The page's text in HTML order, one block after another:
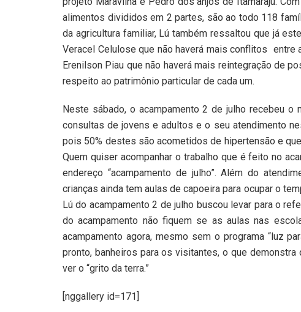
alimentos divididos em 2 partes, são ao todo 118
da agricultura familiar, Lú também ressaltou que já
Veracel Celulose que não haverá mais conflitos entre
Erenilson Piau que não haverá mais reintegração de
respeito ao patrimônio particular de cada um.
Neste sábado, o acampamento 2 de julho recebeu
consultas de jovens e adultos e o seu atendimento
pois 50% destes são acometidos de hipertensão e
Quem quiser acompanhar o trabalho que é feito no
endereço “acampamento de julho”. Além do
crianças ainda tem aulas de capoeira para ocupar o
Lú do acampamento 2 de julho buscou levar para o
do acampamento não fiquem se as aulas nas
acampamento agora, mesmo sem o programa “luz
pronto, banheiros para os visitantes, o que
ver o “grito da terra.”
[nggallery id=171]